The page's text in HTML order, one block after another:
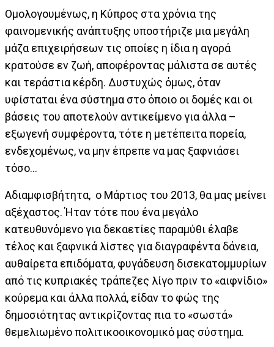
Ομολογουμένως, η Κύπρος στα χρόνια της
φαινομενικής ανάπτυξης υποστήριζε μια μεγάλη
μάζα επιχειρήσεων τις οποίες η ίδια η αγορά
κρατούσε εν ζωή, αποφέροντας μάλιστα σε αυτές
και τεράστια κέρδη. Δυστυχώς όμως, όταν
υφίσταται ένα σύστημα στο όποιο οι δομές και οι
βάσεις του αποτελούν αντικείμενο για άλλα –
εξωγενή συμφέροντα, τότε η μετέπειτα πορεία,
ενδεχομένως, να μην έπρεπε να μας ξαφνιάσει
τόσο…
Αδιαμφισβήτητα, ο Μάρτιος του 2013, θα μας μείνει
αξέχαστος. Ήταν τότε που ένα μεγάλο
κατευθυνόμενο για δεκαετίες παραμύθι έλαβε
τέλος και ξαφνικά λίστες για διαγραφέντα δάνεια,
αυθαίρετα επιδόματα, φυγάδευση δισεκατομμυρίων
από τις κυπριακές τράπεζες λίγο πριν το «αιφνίδιο»
κούρεμα και άλλα πολλά, είδαν το φώς της
δημοσιότητας αντικρίζοντας πια το «σωστά»
θεμελιωμένο πολιτικοοικονομικό μας σύστημα.